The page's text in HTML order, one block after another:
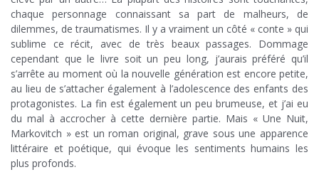
chaque personnage connaissant sa part de malheurs, de
dilemmes, de traumatismes. Il y a vraiment un côté « conte » qui
sublime ce récit, avec de très beaux passages. Dommage
cependant que le livre soit un peu long, j’aurais préféré qu’il
s’arrête au moment où la nouvelle génération est encore petite,
au lieu de s’attacher également à l’adolescence des enfants des
protagonistes. La fin est également un peu brumeuse, et j’ai eu
du mal à accrocher à cette dernière partie. Mais « Une Nuit,
Markovitch » est un roman original, grave sous une apparence
littéraire et poétique, qui évoque les sentiments humains les
plus profonds.